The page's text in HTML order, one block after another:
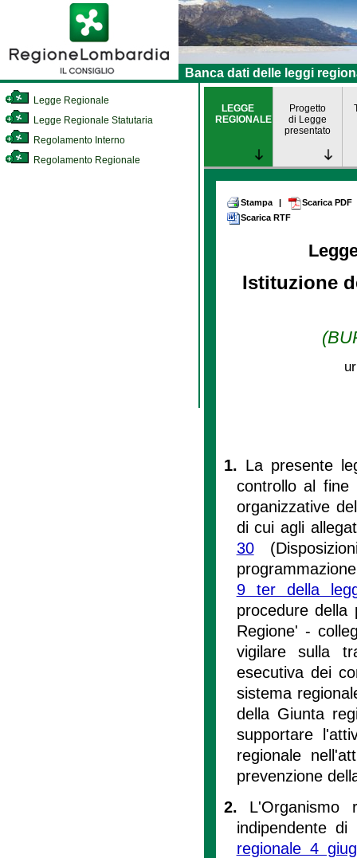
Banca dati delle leggi
Legge Regionale
Legge Regionale Statutaria
Regolamento Interno
Regolamento Regionale
LEGGE
REGIONALE
Progetto
di Legge
presentato
Stampa |
Scarica PDF
Scarica RTF
Istituzione
1. La presente
controllo al fine
organizzative
di cui agli
30
9 ter della
procedure della
Regione' -
vigilare sulla
esecutiva dei
sistema
della Giunta
supportare
regionale
prevenzione
2.
indipendente
regionale 4